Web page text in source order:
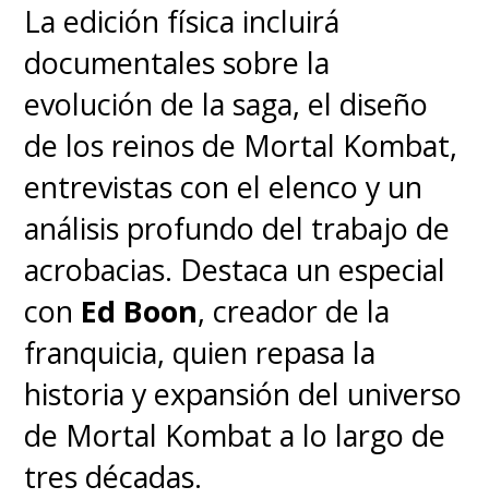
La edición física incluirá
documentales sobre la
evolución de la saga, el diseño
de los reinos de Mortal Kombat,
entrevistas con el elenco y un
análisis profundo del trabajo de
acrobacias. Destaca un especial
con Ed Boon, creador de la
franquicia, quien repasa la
historia y expansión del universo
de Mortal Kombat a lo largo de
tres décadas.